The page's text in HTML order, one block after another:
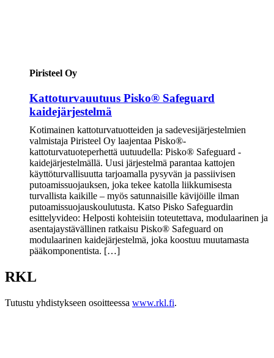
Piristeel Oy
Kattoturvauutuus Pisko® Safeguard
kaidejärjestelmä
Kotimainen kattoturvatuotteiden ja sadevesijärjestelmien
valmistaja Piristeel Oy laajentaa Pisko®-
kattoturvatuoteperhettä uutuudella: Pisko® Safeguard -
kaidejärjestelmällä. Uusi järjestelmä parantaa kattojen
käyttöturvallisuutta tarjoamalla pysyvän ja passiivisen
putoamissuojauksen, joka tekee katolla liikkumisesta
turvallista kaikille – myös satunnaisille kävijöille ilman
putoamissuojauskoulutusta. Katso Pisko Safeguardin
esittelyvideo: Helposti kohteisiin toteutettava, modulaarinen ja
asentajaystävällinen ratkaisu Pisko® Safeguard on
modulaarinen kaidejärjestelmä, joka koostuu muutamasta
pääkomponentista. […]
RKL
Tutustu yhdistykseen osoitteessa www.rkl.fi.